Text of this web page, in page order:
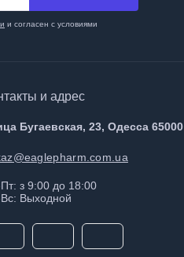
и согласен с условиями
и адрес
Бугаевская, 23, Одесса 65000
з 9:00 до 18:00
Выходной